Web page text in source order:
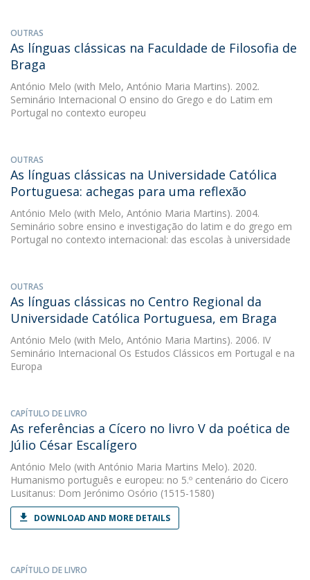
OUTRAS
As línguas clássicas na Faculdade de Filosofia de
Braga
António Melo (with Melo, António Maria Martins). 2002.
Seminário Internacional O ensino do Grego e do Latim em
Portugal no contexto europeu
OUTRAS
As línguas clássicas na Universidade Católica
Portuguesa: achegas para uma reflexão
António Melo (with Melo, António Maria Martins). 2004.
Seminário sobre ensino e investigação do latim e do grego em
Portugal no contexto internacional: das escolas à universidade
OUTRAS
As línguas clássicas no Centro Regional da
Universidade Católica Portuguesa, em Braga
António Melo (with Melo, António Maria Martins). 2006. IV
Seminário Internacional Os Estudos Clássicos em Portugal e na
Europa
CAPÍTULO DE LIVRO
As referências a Cícero no livro V da poética de
Júlio César Escalígero
António Melo (with António Maria Martins Melo). 2020.
Humanismo português e europeu: no 5.º centenário do Cicero
Lusitanus: Dom Jerónimo Osório (1515-1580)
DOWNLOAD AND MORE DETAILS
CAPÍTULO DE LIVRO